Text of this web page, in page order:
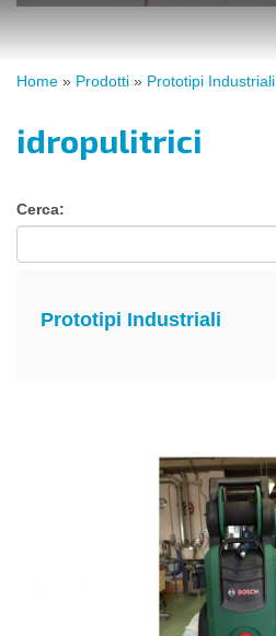
Tu
qui
Home » Prodotti » Prototipi Industriali
idropulitrici
Cerca:
Prototipi Industriali